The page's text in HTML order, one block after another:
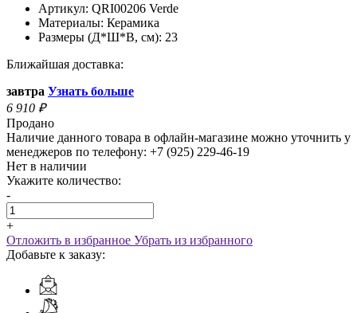
Артикул: QRI00206 Verde
Материалы: Керамика
Размеры (Д*Ш*В, см): 23
Ближайшая доставка:
завтра Узнать больше
6 910 ₽
Продано
Наличие данного товара в офлайн-магазине можно уточнить у
менеджеров по телефону: +7 (925) 229-46-19
Нет в наличии
Укажите количество:
-
+
Отложить в избранное Убрать из избранного
Добавьте к заказу: